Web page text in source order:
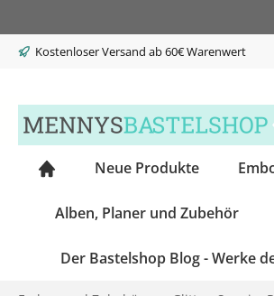
Kostenloser Versand ab 60€ Warenwert
Neue Produkte
Alben, Planer und Zubehör
Der Bastelshop Blog - Werke